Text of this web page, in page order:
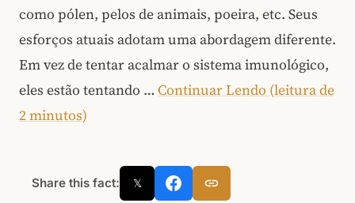
como pólen, pelos de animais, poeira, etc. Seus
esforços atuais adotam uma abordagem diferente.
Em vez de tentar acalmar o sistema imunológico,
eles estão tentando … Continuar Lendo (leitura de
2 minutos)
Share this fact: 𝕏